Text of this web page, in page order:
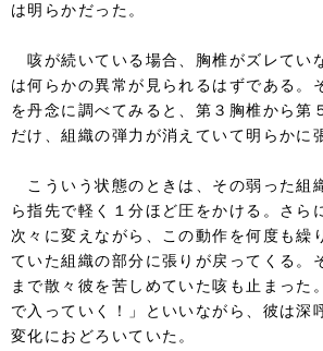
は明らかだった。
咳が続いている場合、胸椎がズレてい
は何らかの異常が見られるはずである。
を丹念に調べてみると、第３胸椎から第
だけ、組織の弾力が消えていて明らかに
こういう状態のときは、その弱った組
ら指先で軽く１分ほど圧をかける。さら
次々に変えながら、この動作を何度も繰
ていた組織の部分に張りが戻ってくる。
まで散々彼を苦しめていた咳も止まった
で入っていく！」といいながら、彼は深
変化におどろいていた。